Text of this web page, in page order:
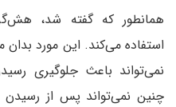
استفاده می‌کند. این مورد
نمی‌تواند باعث جلوگیری
چنین نمی‌تواند پس از رسیدن